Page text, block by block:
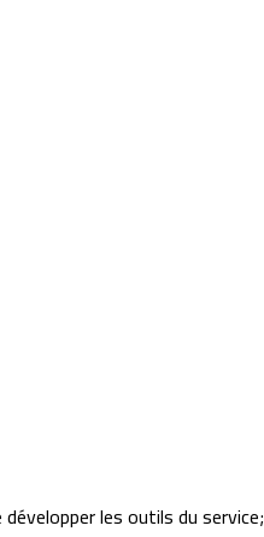
les outils du service;